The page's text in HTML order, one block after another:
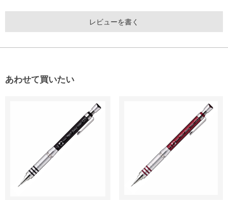
レビューを書く
あわせて買いたい